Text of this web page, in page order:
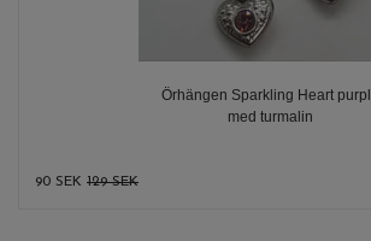
Örhängen Sparkling Heart
med turmalin
90 SEK 129 SEK